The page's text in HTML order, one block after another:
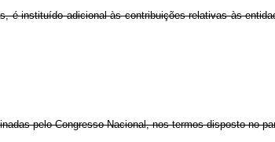
instituído adicional às contribuições relativas às
pelo Congresso Nacional, nos termos disposto no